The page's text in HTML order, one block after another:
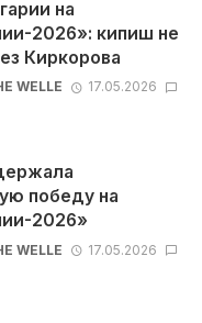
на
2026»: кипиш не
Киркорова
WELLE
17.05.2026
победу на
2026»
WELLE
17.05.2026